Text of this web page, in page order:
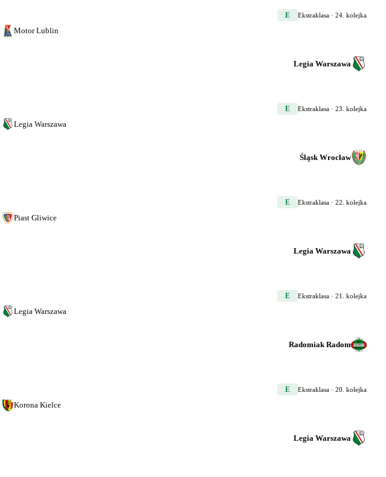
E Ekstraklasa · 24. kolejka
Motor Lublin
Legia Warszawa
E Ekstraklasa · 23. kolejka
Legia Warszawa
Śląsk Wrocław
E Ekstraklasa · 22. kolejka
Piast Gliwice
Legia Warszawa
E Ekstraklasa · 21. kolejka
Legia Warszawa
Radomiak Radom
E Ekstraklasa · 20. kolejka
Korona Kielce
Legia Warszawa